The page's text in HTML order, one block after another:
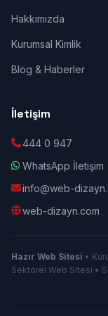
Hakkımızda
Kurumsal Kimlik
Blog & Haberler
İletişim
444 0 947
WhatsApp İletişim
info@web-
web-dizayn.com
Hazır Web Sitesi •
Sektörel Web Sitesi •